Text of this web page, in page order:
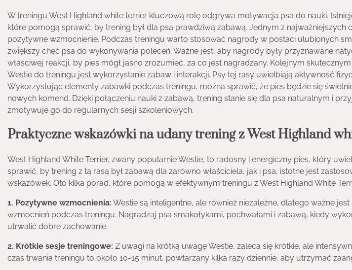
W treningu West Highland white terrier kluczową rolę odgrywa motywacja psa do nauki.
które pomogą sprawić, by trening był dla psa prawdziwą zabawą. Jednym z
pozytywne wzmocnienie. Podczas treningu warto stosować nagrody w postaci ulubionych
zwiększy chęć psa do wykonywania poleceń. Ważne jest, aby nagrody były przyznawane
właściwej reakcji, by pies mógł jasno zrozumieć, za co jest nagradzany. Kolejnym
Westie do treningu jest wykorzystanie zabaw i interakcji. Psy tej rasy uwielbiają aktywność
Wykorzystując elementy zabawki podczas treningu, można sprawić, że pies będzie się
nowych komend. Dzięki połączeniu nauki z zabawą, trening stanie się dla psa naturalnym i
zmotywuje go do regularnych sesji szkoleniowych.
Praktyczne wskazówki na udany trening z West Highland
West Highland White Terrier, zwany popularnie Westie, to radosny i energiczny pies, który
sprawić, by trening z tą rasą był zabawą dla zarówno właściciela, jak i psa, istotne jest
wskazówek. Oto kilka porad, które pomogą w efektywnym treningu z West Highland White
1. Pozytywne wzmocnienia: Westie są inteligentne, ale również niezależne, dlatego ważne
wzmocnień podczas treningu. Nagradzaj psa smakołykami, pochwałami i zabawą, kiedy
utrwalić dobre zachowanie.
2. Krótkie sesje treningowe: Z uwagi na krótką uwagę Westie, zaleca się krótkie, ale
czas trwania treningu to około 10-15 minut, powtarzany kilka razy dziennie, aby utrzymać